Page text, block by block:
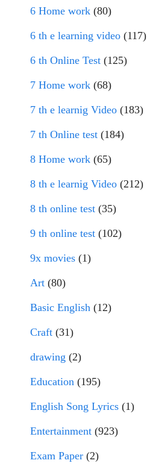
6 Home work (80)
6 th e learning video (117)
6 th Online Test (125)
7 Home work (68)
7 th e learnig Video (183)
7 th Online test (184)
8 Home work (65)
8 th e learnig Video (212)
8 th online test (35)
9 th online test (102)
9x movies (1)
Art (80)
Basic English (12)
Craft (31)
drawing (2)
Education (195)
English Song Lyrics (1)
Entertainment (923)
Exam Paper (2)